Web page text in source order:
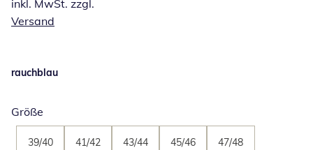
inkl. MwSt. zzgl.
Versand
rauchblau
Größe
39/40 41/42 43/44 45/46 47/48